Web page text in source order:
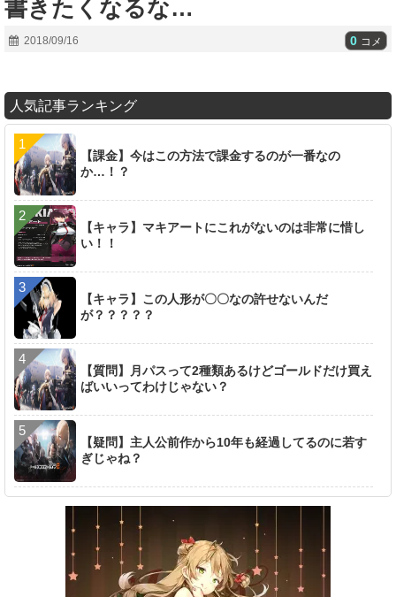
書きたくなるな…
2018/09/16 0 コメ
人気記事ランキング
【課金】今はこの方法で課金するのが一番なの
か…！？
【キャラ】マキアートにこれがないのは非常に惜し
い！！
【キャラ】この人形が〇〇なの許せないんだ
が？？？？？
【質問】月パスって2種類あるけどゴールドだけ買え
ばいいってわけじゃない？
【疑問】主人公前作から10年も経過してるのに若す
ぎじゃね？